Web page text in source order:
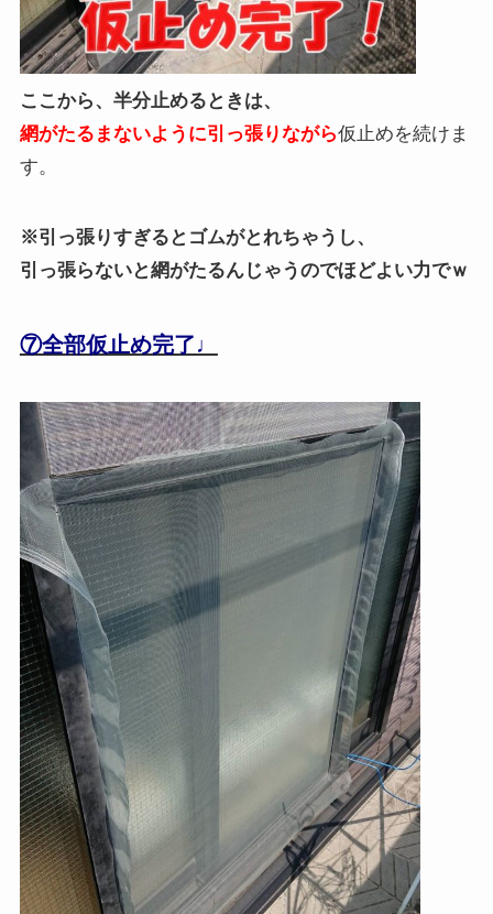
ここから、半分止めるときは、
網がたるまないように引っ張りながら仮止めを続けま
す。
※引っ張りすぎるとゴムがとれちゃうし、
引っ張らないと網がたるんじゃうのでほどよい力でｗ
⑦全部仮止め完了♩